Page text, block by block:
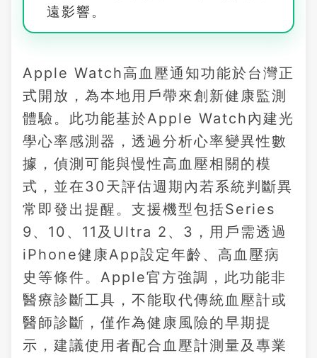
遠影響。
Apple Watch高血壓通知功能於台灣正
式開放，為本地用戶帶來創新健康監測
體驗。此功能基於Apple Watch內建光
學心率感測器，透過分析心率變異性數
據，偵測可能與慢性高血壓相關的模
式，並在30天評估週期內若系統判斷異
常即發出提醒。支援機型包括Series
9、10、11及Ultra 2、3，用戶需透過
iPhone健康App設定年齡、高血壓病
史等條件。Apple官方強調，此功能非
醫療診斷工具，不能取代傳統血壓計或
醫師診斷，僅作為健康風險的早期提
示，建議使用者配合血壓計測量及專業